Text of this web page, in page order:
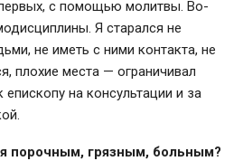
с помощью молитвы. Во-
Я старался не
не иметь с ними контакта, не
плохие места — ограничивал
епископу на консультации и за
порочным, грязным, больным?